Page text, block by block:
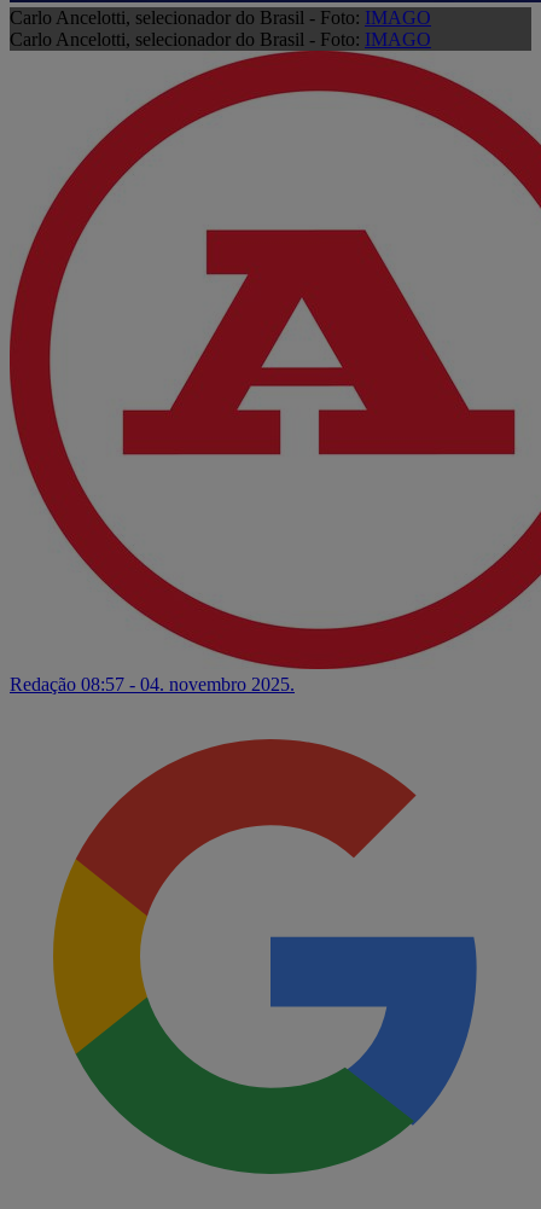
Carlo Ancelotti, selecionador do Brasil - Foto: IMAGO
Carlo Ancelotti, selecionador do Brasil - Foto: IMAGO
Redação 08:57 - 04. novembro 2025.